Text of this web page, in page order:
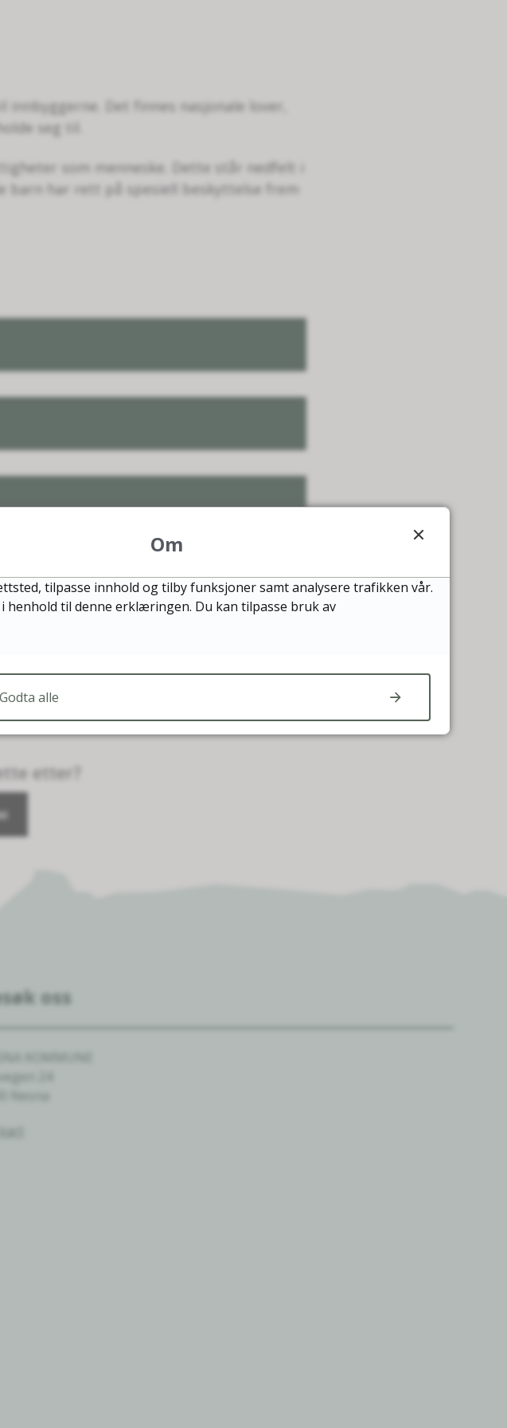
Det finnes nasjonale lover,
seg til.
som menneske. Dette står nedfelt i
barn har rett på spesiell beskyttelse frem
etter?
oss
24
Om
tilpasse innhold og tilby funksjoner samt analysere trafikken vår.
til denne erklæringen. Du kan tilpasse bruk av
Godta alle